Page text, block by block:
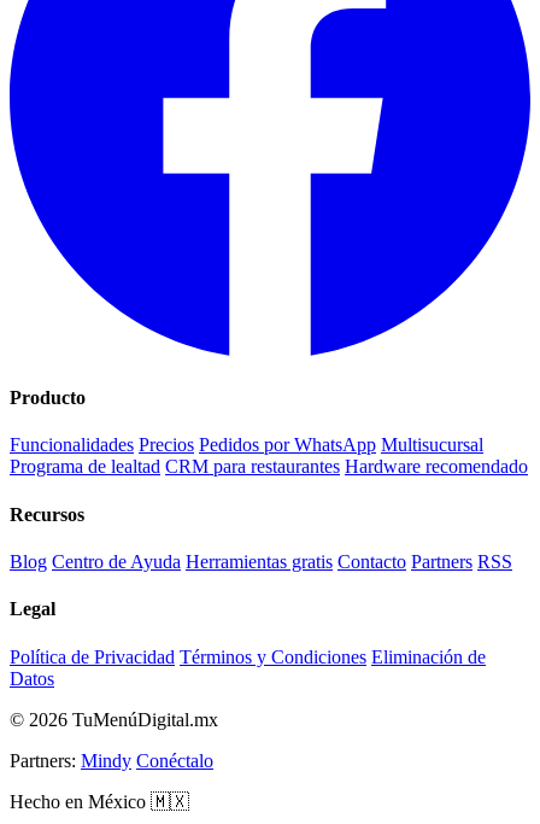
Producto
Funcionalidades Precios Pedidos por WhatsApp Multisucursal
Programa de lealtad CRM para restaurantes Hardware recomendado
Recursos
Blog Centro de Ayuda Herramientas gratis Contacto Partners RSS
Legal
Política de Privacidad Términos y Condiciones Eliminación de
Datos
© 2026 TuMenúDigital.mx
Partners: Mindy Conéctalo
Hecho en México 🇲🇽